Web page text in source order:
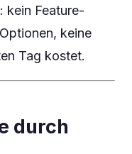
kein Feature-
keine
Tag kostet.
durch